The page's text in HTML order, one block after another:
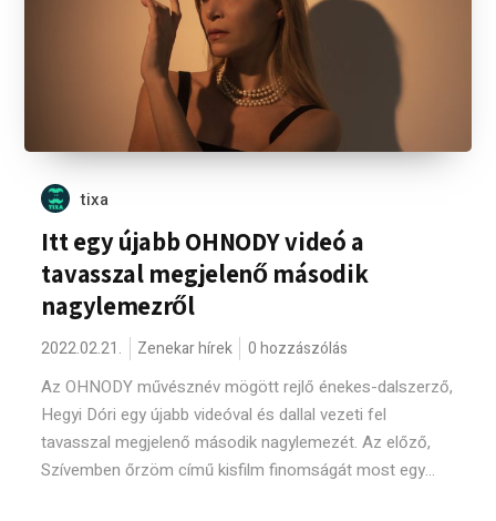
tixa
Itt egy újabb OHNODY videó a
tavasszal megjelenő második
nagylemezről
2022.02.21. Zenekar hírek 0 hozzászólás
Az OHNODY művésznév mögött rejlő énekes-dalszerző,
Hegyi Dóri egy újabb videóval és dallal vezeti fel
tavasszal megjelenő második nagylemezét. Az előző,
Szívemben őrzöm című kisfilm finomságát most egy...